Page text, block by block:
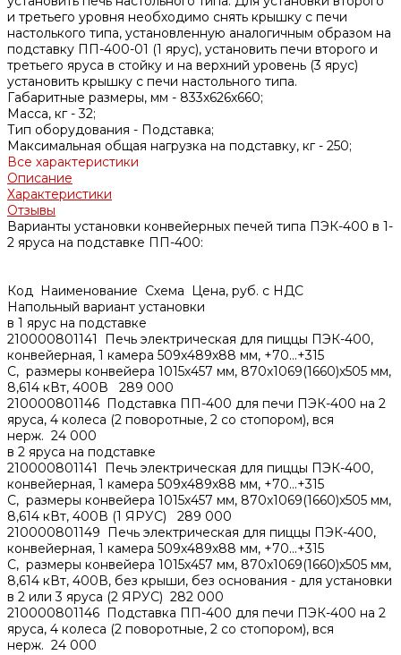
и третьего уровня необходимо снять крышку с печи
настолького типа, установленную аналогичным образом на
подставку ПП-400-01 (1 ярус), установить печи второго и
третьего яруса в стойку и на верхний уровень (3 ярус)
установить крышку с печи настольного типа.
Габаритные размеры, мм - 833x626x660;
Масса, кг -32;
Тип оборудования - Подставка;
Максимальная общая нагрузка на подставку, кг - 250;
Все характеристики
Описание
Характеристики
Отзывы
Варианты установки конвейерных печей типа ПЭК-400 в 1-
2 яруса на подставке ПП-400:
Код Наименование Схема Цена, руб. с НДС
Напольный вариант установки
в 1 ярус на подставке
210000801141 Печь электрическая для пиццы ПЭК-400,
конвейерная, 1 камера 509x489x88 мм, +70…+315
С, размеры конвейера 1015х457 мм, 870x1069(1660)x505 мм,
8,614 кВт, 400В 289 000
210000801146 Подставка ПП-400 для печи ПЭК-400 на 2
яруса, 4 колеса (2 поворотные, 2 со стопором), вся
нерж. 24 000
в 2 яруса на подставке
210000801141 Печь электрическая для пиццы ПЭК-400,
конвейерная, 1 камера 509x489x88 мм, +70…+315
С, размеры конвейера 1015х457 мм, 870x1069(1660)x505 мм,
8,614 кВт, 400В (1 ЯРУС) 289 000
210000801149 Печь электрическая для пиццы ПЭК-400,
конвейерная, 1 камера 509x489x88 мм, +70…+315
С, размеры конвейера 1015х457 мм, 870x1069(1660)x505 мм,
8,614 кВт, 400В, без крыши, без основания - для установки
в 2 или 3 яруса (2 ЯРУС) 282 000
210000801146 Подставка ПП-400 для печи ПЭК-400 на 2
яруса, 4 колеса (2 поворотные, 2 со стопором), вся
нерж. 24 000